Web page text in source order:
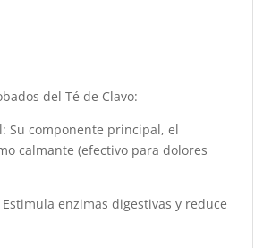
del Té de Clavo:
Su componente principal, el
calmante (efectivo para dolores
enzimas digestivas y reduce